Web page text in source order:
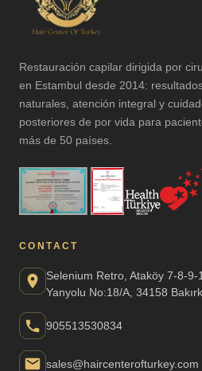
Restauración capilar dirigida por
en Estambul desde 2014:
naturales, atención integral y
posteriores de por vida para
más de 50 países.
CONTACT
Selenium Retro, Ataköy 7-8-9-
Yanyolu No:18/A, 34158
905513530834
sales@haircenterofturkey.com